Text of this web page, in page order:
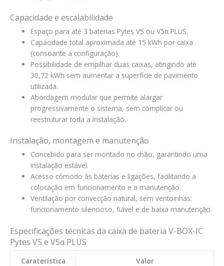
Capacidade e escalabilidade
Espaço para até 3 baterias Pytes V5 ou V5α PLUS.
Capacidade total aproximada até 15 kWh por caixa
(consoante a configuração).
Possibilidade de empilhar duas caixas, atingindo até
30,72 kWh sem aumentar a superfície de pavimento
utilizada.
Abordagem modular que permite alargar
progressivamente o sistema, sem complicar ou
reestruturar toda a instalação.
Instalação, montagem e manutenção
Concebido para ser montado no chão, garantindo uma
instalação estável.
Acesso cómodo às baterias e ligações, facilitando a
colocação em funcionamento e a manutenção.
Ventilação por convecção natural, sem ventoinhas:
funcionamento silencioso, fiável e de baixa manutenção.
Especificações técnicas da caixa de bateria V-BOX-IC
Pytes V5 e V5α PLUS
Caraterística Valor